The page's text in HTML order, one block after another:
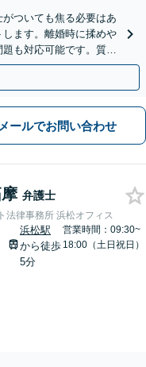
がついても焦る必要はあ
ます。離婚時に揉めや
も対応可能です。質の
い。
メールでお問い合わせ
弁護士
法律事務所 浜松オフィス
浜松駅
から徒歩
5分
営業時間：09:30~
18:00（土日祝日）